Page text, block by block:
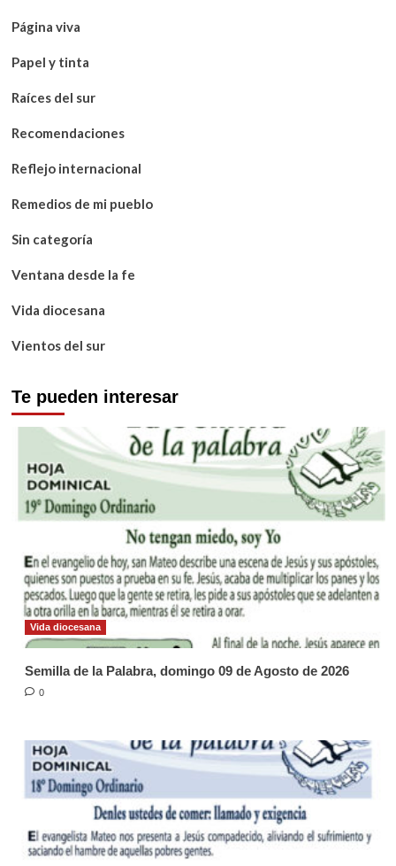
Página viva
Papel y tinta
Raíces del sur
Recomendaciones
Reflejo internacional
Remedios de mi pueblo
Sin categoría
Ventana desde la fe
Vida diocesana
Vientos del sur
Te pueden interesar
Vida diocesana
Semilla de la Palabra, domingo 09 de Agosto de 2026
0